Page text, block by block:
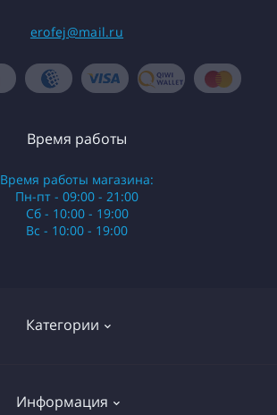
erofej@mail.ru
Категории
Информация
Время работы
Время работы магазина:
Пн-пт - 09:00 - 21:00
Сб - 10:00 - 19:00
Вс - 10:00 - 19:00